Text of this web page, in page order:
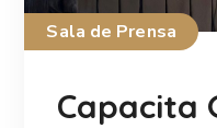
Sala de Prensa
Capacita